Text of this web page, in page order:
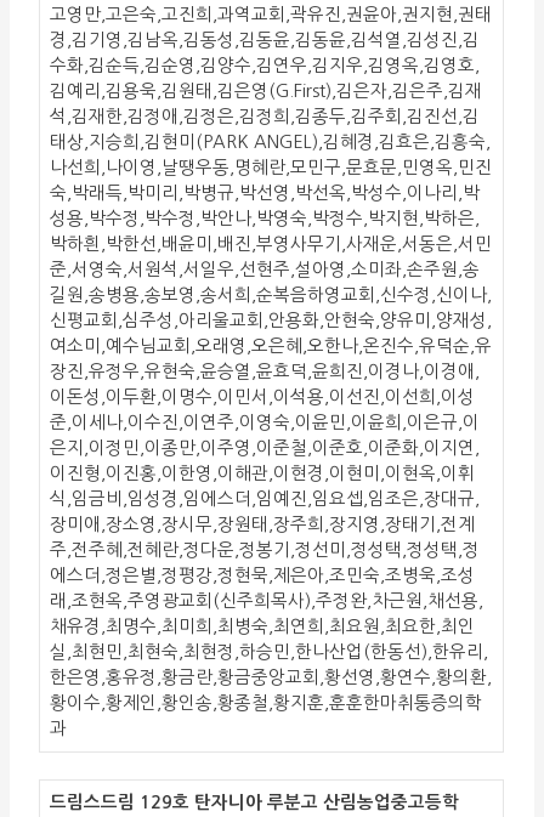
고영만,고은숙,고진희,과역교회,곽유진,권윤아,권지현,권태
경,김기영,김남옥,김동성,김동윤,김동윤,김석열,김성진,김
수화,김순득,김순영,김양수,김연우,김지우,김영옥,김영호,
김예리,김용욱,김원태,김은영(G.First),김은자,김은주,김재
석,김재한,김정애,김정은,김정희,김종두,김주회,김진선,김
태상,지승희,김현미(PARK ANGEL),김혜경,김효은,김흥숙,
나선희,나이영,날땡우동,명혜란,모민구,문효문,민영옥,민진
숙,박래득,박미리,박병규,박선영,박선옥,박성수,이나리,박
성용,박수정,박수정,박안나,박영숙,박정수,박지현,박하은,
박하흰,박한선,배윤미,배진,부영사무기,사재운,서동은,서민
준,서영숙,서원석,서일우,선현주,설아영,소미좌,손주원,송
길원,송병용,송보영,송서희,순복음하영교회,신수정,신이나,
신평교회,심주성,아리울교회,안용화,안현숙,양유미,양재성,
여소미,예수님교회,오래영,오은혜,오한나,온진수,유덕순,유
장진,유정우,유현숙,윤승열,윤효덕,윤희진,이경나,이경애,
이돈성,이두환,이명수,이민서,이석용,이선진,이선희,이성
준,이세나,이수진,이연주,이영숙,이윤민,이윤희,이은규,이
은지,이정민,이종만,이주영,이준철,이준호,이준화,이지연,
이진형,이진홍,이한영,이해관,이현경,이현미,이현옥,이휘
식,임금비,임성경,임에스더,임예진,임요셉,임조은,장대규,
장미애,장소영,장시무,장원태,장주희,장지영,장태기,전계
주,전주혜,전혜란,정다운,정봉기,정선미,정성택,정성택,정
에스더,정은별,정평강,정현묵,제은아,조민숙,조병욱,조성
래,조현옥,주영광교회(신주희목사),주정완,차근원,채선용,
채유경,최명수,최미희,최병숙,최연희,최요원,최요한,최인
실,최현민,최현숙,최현정,하승민,한나산업(한동선),한유리,
한은영,홍유정,황금란,황금중앙교회,황선영,황연수,황의환,
황이수,황제인,황인송,황종철,황지훈,훈훈한마취통증의학
과
드림스드림 129호 탄자니아 루분고 산림농업중고등학